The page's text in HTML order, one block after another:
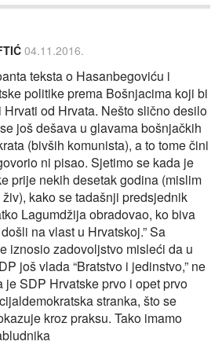
04.11.2016.
teksta o Hasanbegoviću i
politike prema Bošnjacima koji bi
Hrvati od Hrvata. Nešto slično desilo
još dešava u glavama bošnjačkih
(bivših komunista), a to tome čini
ni pisao. Sjetimo se kada je
prije nekih desetak godina (mislim
kako se tadašnji predsjednik
Lagumdžija obradovao, ko biva
na vlast u Hrvatskoj.” Sa
iznosio zadovoljstvo misleći da u
još vlada “Bratstvo i jedinstvo,” ne
je SDP Hrvatske prvo i opet prvo
stranka, što se
kroz praksu. Tako imamo